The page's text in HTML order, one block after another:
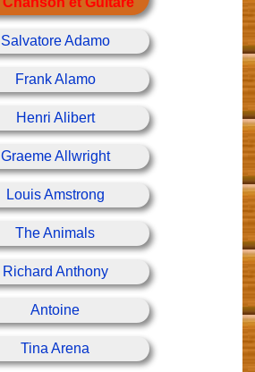
Salvatore Adamo
Frank Alamo
Henri Alibert
Graeme Allwright
Louis Amstrong
The Animals
Richard Anthony
Antoine
Tina Arena